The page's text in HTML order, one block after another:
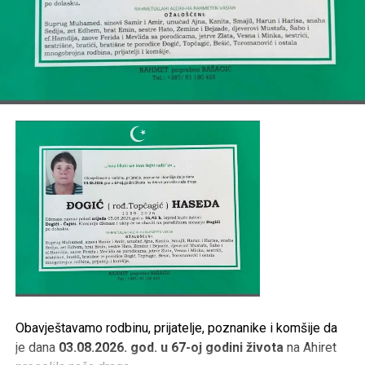
ARSIĆ, BRKIĆ,
TE OSTALA MNOGOBROJNA RODBINA, PRIJATELJI I
Tweet Share
Obavještavamo rodbinu, prijatelje, poznanike i komšije da
je dana 03.08.2026. god. u 67-oj godini životana Ahiret